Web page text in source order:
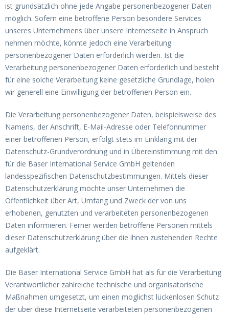
ist grundsätzlich ohne jede Angabe personenbezogener Daten
möglich. Sofern eine betroffene Person besondere Services
unseres Unternehmens über unsere Internetseite in Anspruch
nehmen möchte, könnte jedoch eine Verarbeitung
personenbezogener Daten erforderlich werden. Ist die
Verarbeitung personenbezogener Daten erforderlich und besteht
für eine solche Verarbeitung keine gesetzliche Grundlage, holen
wir generell eine Einwilligung der betroffenen Person ein.
Die Verarbeitung personenbezogener Daten, beispielsweise des
Namens, der Anschrift, E-Mail-Adresse oder Telefonnummer
einer betroffenen Person, erfolgt stets im Einklang mit der
Datenschutz-Grundverordnung und in Übereinstimmung mit den
für die Baser International Service GmbH geltenden
landesspezifischen Datenschutzbestimmungen. Mittels dieser
Datenschutzerklärung möchte unser Unternehmen die
Öffentlichkeit über Art, Umfang und Zweck der von uns
erhobenen, genutzten und verarbeiteten personenbezogenen
Daten informieren. Ferner werden betroffene Personen mittels
dieser Datenschutzerklärung über die ihnen zustehenden Rechte
aufgeklärt.
Die Baser International Service GmbH hat als für die Verarbeitung
Verantwortlicher zahlreiche technische und organisatorische
Maßnahmen umgesetzt, um einen möglichst lückenlosen Schutz
der über diese Internetseite verarbeiteten personenbezogenen